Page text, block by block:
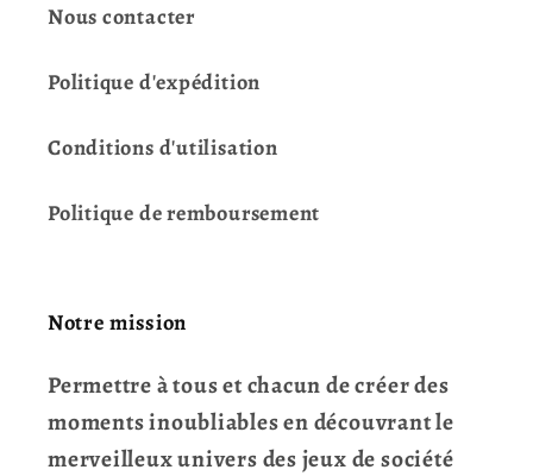
Nous contacter
Politique d'expédition
Conditions d'utilisation
Politique de remboursement
Notre mission
Permettre à tous et chacun de créer des
moments inoubliables en découvrant le
merveilleux univers des jeux de société